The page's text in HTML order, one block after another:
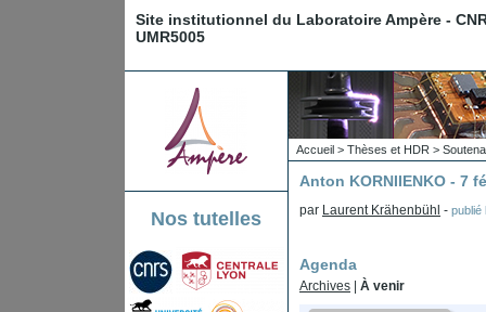
Site institutionnel du Laboratoire Ampère -
UMR5005
Nos tutelles
Accueil > Thèses et HDR >
Anton KORNIIENKO - 7
par Laurent Krähenbühl - publié
Agenda
Archives À venir